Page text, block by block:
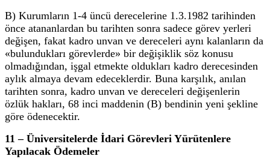
B) Kurumların 1-4 üncü derecelerine 1.3.1982 tarihinden
önce atananlardan bu tarihten sonra sadece görev yerleri
değişen, fakat kadro unvan ve dereceleri aynı kalanların da
«bulundukları görevlerde» bir değişiklik söz konusu
olmadığından, işgal etmekte oldukları kadro derecesinden
aylık almaya devam edeceklerdir. Buna karşılık, anılan
tarihten sonra, kadro unvan ve dereceleri değişenlerin
özlük hakları, 68 inci maddenin (B) bendinin yeni şekline
göre ödenecektir.
11 – Üniversitelerde İdari Görevleri Yürütenlere
Yapılacak Ödemeler